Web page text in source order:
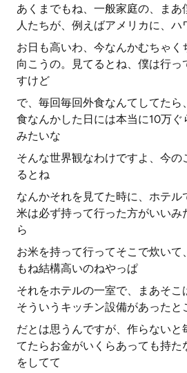
あくまでもね、一般家庭の、ま
人たちが、例えばアメリカに、ハ
お日も高いわ、今なんかむちゃく
向こうの。見てるとね、僕は行
すけど
で、毎回毎回外食なんてしてた
食なんかした日には本当に10万
みたいな
そんな世界観なわけですよ、今の
るとね
なんかそれを見てた時に、ホテル
米は必ず持って行った方がいいみ
ら
お米を持って行ってそこで炊い
もね結構高いのねやっぱ
それをホテルの一室で、まあそこ
そういうキッチン設備があったと
だとは思うんですが、作らないと
てたらお金がいくらあっても持た
をしてて